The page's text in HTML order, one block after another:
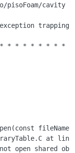
pisoFoam/cavity
trapping
* * * * * * * *
at line
open shared